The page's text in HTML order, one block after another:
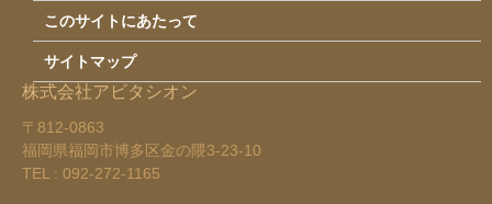
このサイトにあたって
サイトマップ
株式会社アビタシオン
〒812-0863
福岡県福岡市博多区金の隈3-23-10
TEL : 092-272-1165